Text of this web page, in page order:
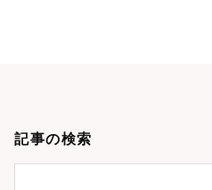
記事の検索